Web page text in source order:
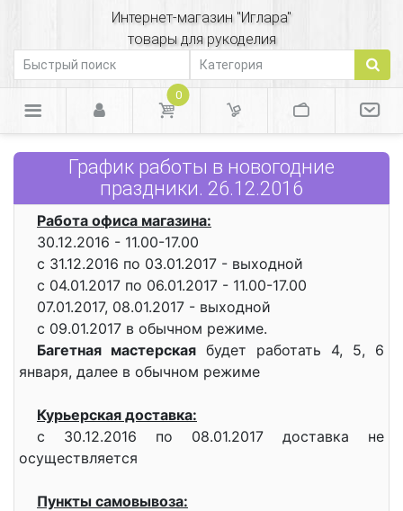
Интернет-магазин "Иглара"
товары для рукоделия
0
График работы в новогодние
праздники. 26.12.2016
Работа офиса магазина:
30.12.2016 - 11.00-17.00
с 31.12.2016 по 03.01.2017 - выходной
с 04.01.2017 по 06.01.2017 - 11.00-17.00
07.01.2017, 08.01.2017 - выходной
с 09.01.2017 в обычном режиме.
Багетная мастерская будет работать 4, 5, 6
января, далее в обычном режиме
Курьерская доставка:
с 30.12.2016 по 08.01.2017 доставка не
осуществляется
Пункты самовывоза: